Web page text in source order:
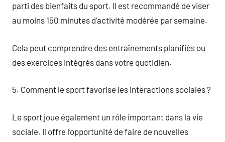
parti des bienfaits du sport. Il est recommandé de viser
au moins 150 minutes d’activité modérée par semaine.
Cela peut comprendre des entraînements planifiés ou
des exercices intégrés dans votre quotidien.
5. Comment le sport favorise les interactions sociales ?
Le sport joue également un rôle important dans la vie
sociale. Il offre l’opportunité de faire de nouvelles